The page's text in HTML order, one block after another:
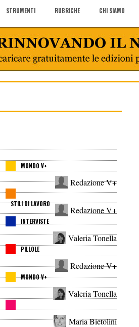
STRUMENTI RUBRICHE CHI SIAMO
Redazione V+
MONDO V+
Redazione V+
STILI DI LAVORO
Valeria Tonella
INTERVISTE
Redazione V+
PILLOLE
Valeria Tonella
MONDO V+
Maria Bietolini